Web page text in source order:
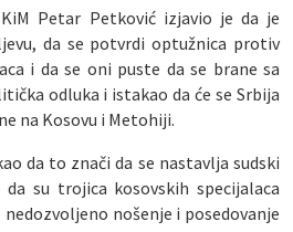
Petar Petković izjavio je da je
da se potvrdi optužnica protiv
i da se oni puste da se brane sa
odluka i istakao da će se Srbija
na Kosovu i Metohiji.
da to znači da se nastavlja sudski
su trojica kosovskih specijalaca
nošenje i posedovanje